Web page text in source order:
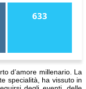
633
d’amore millenario. La
specialità, ha vissuto in